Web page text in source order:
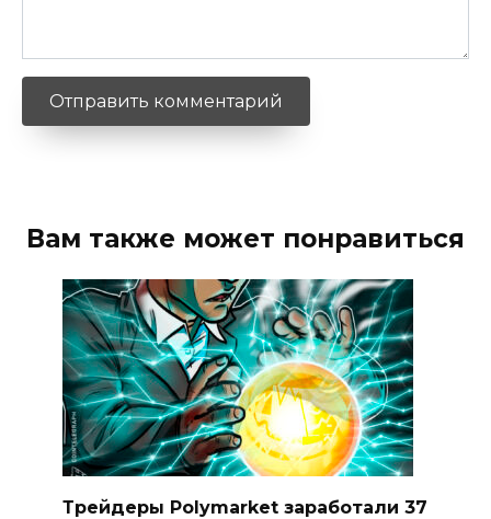
Вам также может понравиться
Трейдеры Polymarket заработали 37